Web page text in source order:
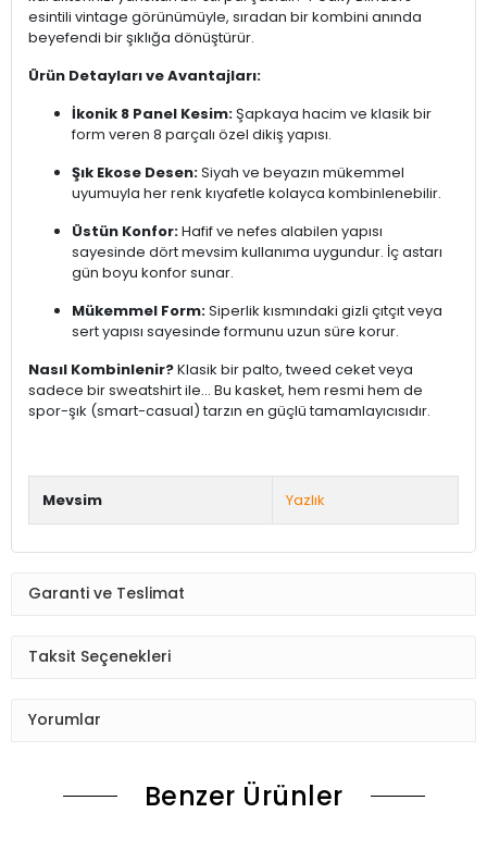
esintili vintage görünümüyle, sıradan bir kombini anında
beyefendi bir şıklığa dönüştürür.
Ürün Detayları ve Avantajları:
İkonik 8 Panel Kesim:Şapkaya hacim ve klasik bir
form veren 8 parçalı özel dikiş yapısı.
Şık Ekose Desen:Siyah ve beyazın mükemmel
uyumuyla her renk kıyafetle kolayca kombinlenebilir.
Üstün Konfor:Hafif ve nefes alabilen yapısı
sayesinde dört mevsim kullanıma uygundur. İç astarı
gün boyu konfor sunar.
Mükemmel Form:Siperlik kısmındaki gizli çıtçıt veya
sert yapısı sayesinde formunu uzun süre korur.
Nasıl Kombinlenir?Klasik bir palto, tweed ceket veya
sadece bir sweatshirt ile... Bu kasket, hem resmi hem de
spor-şık (smart-casual) tarzın en güçlü tamamlayıcısıdır.
Mevsim Yazlık
Garanti ve Teslimat
Taksit Seçenekleri
Yorumlar
Benzer Ürünler